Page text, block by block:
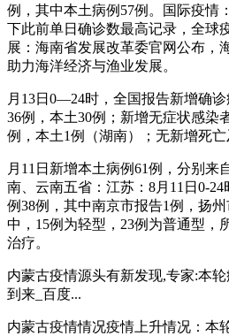
例，其中本土病例57例。国际疫情
下此前单日确诊数最高记录，全球
展：海南省发展改革委官网公布，
助力海洋经济与渔业发展。
月13日0—24时，全国报告新增确
36例，本土30例；新增无症状感染
例，本土1例（湖南）；无新增死亡
月11日新增本土病例61例，分别来
南、云南五省：江苏：8月11日0-
例38例，其中南京市报告1例，扬
中，15例为轻型，23例为普通型，
治疗。
内蒙古疫情源头有新发现,专家:本
到来_百度...
内蒙古疫情情况疫情上升情况：本